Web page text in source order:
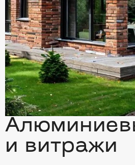
и витражи